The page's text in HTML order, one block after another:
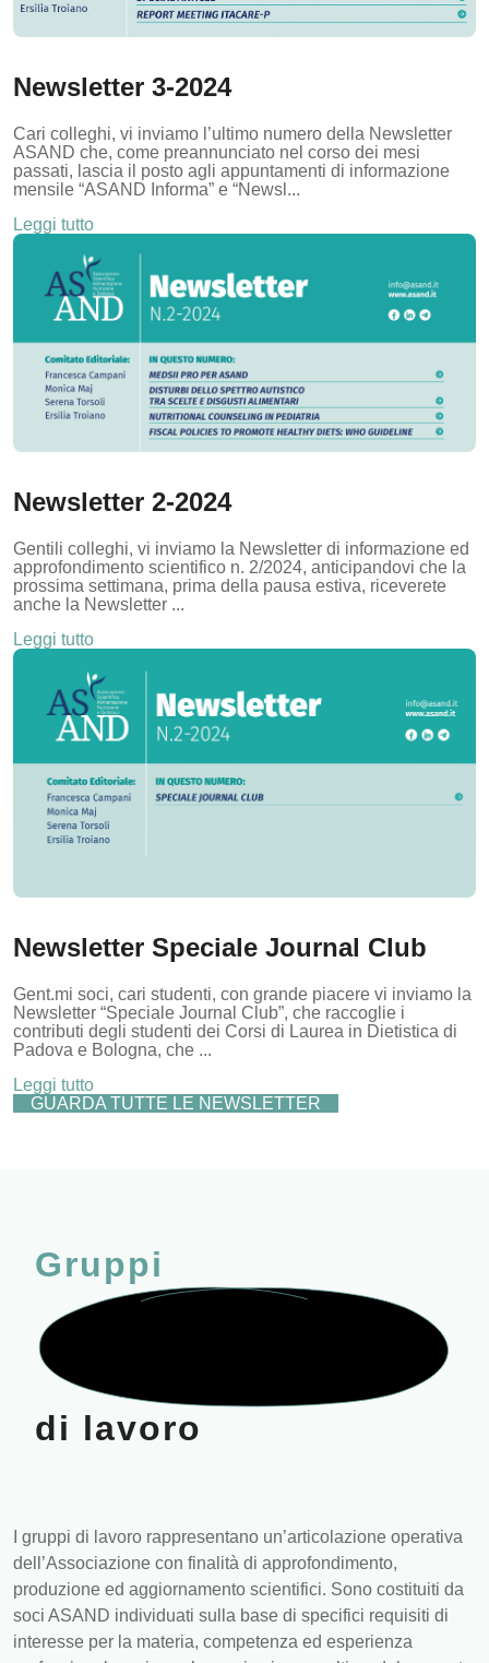
Newsletter 3-2024
Cari colleghi, vi inviamo l’ultimo numero della Newsletter
ASAND che, come preannunciato nel corso dei mesi
passati, lascia il posto agli appuntamenti di informazione
mensile “ASAND Informa” e “Newsl...
Leggi tutto
Newsletter 2-2024
Gentili colleghi, vi inviamo la Newsletter di informazione ed
approfondimento scientifico n. 2/2024, anticipandovi che la
prossima settimana, prima della pausa estiva, riceverete
anche la Newsletter ...
Leggi tutto
Newsletter Speciale Journal Club
Gent.mi soci, cari studenti, con grande piacere vi inviamo la
Newsletter “Speciale Journal Club”, che raccoglie i
contributi degli studenti dei Corsi di Laurea in Dietistica di
Padova e Bologna, che ...
Leggi tutto
GUARDA TUTTE LE NEWSLETTER
Gruppi
di lavoro
I gruppi di lavoro rappresentano un’articolazione operativa
dell’Associazione con finalità di approfondimento,
produzione ed aggiornamento scientifici. Sono costituiti da
soci ASAND individuati sulla base di specifici requisiti di
interesse per la materia, competenza ed esperienza